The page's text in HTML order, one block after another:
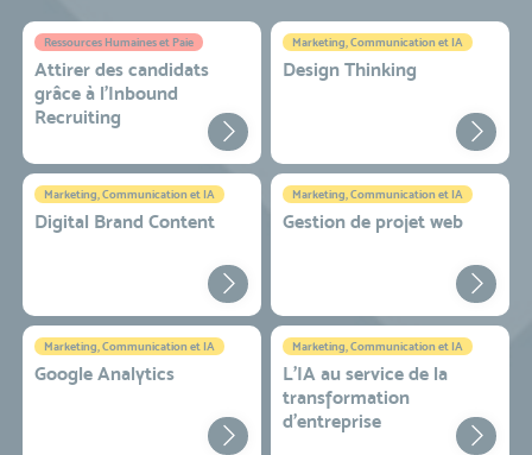
Ressources Humaines et Paie
Attirer des candidats
grâce à l’Inbound
Recruiting
Marketing, Communication et IA
Design Thinking
Marketing, Communication et IA
Digital Brand Content
Marketing, Communication et IA
Gestion de projet web
Marketing, Communication et IA
Google Analytics
Marketing, Communication et IA
L'IA au service de la
transformation
d'entreprise